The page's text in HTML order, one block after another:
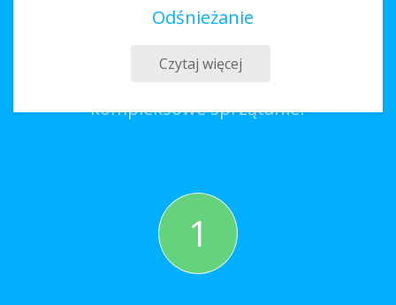
Odśnieżanie
Czytaj więcej
kompleksowe sprzątanie?
1